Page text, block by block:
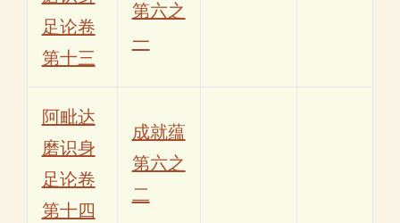
足论卷
第十三
第六之
一
阿毗达
磨识身
足论卷
第十四
成就蕴
第六之
二